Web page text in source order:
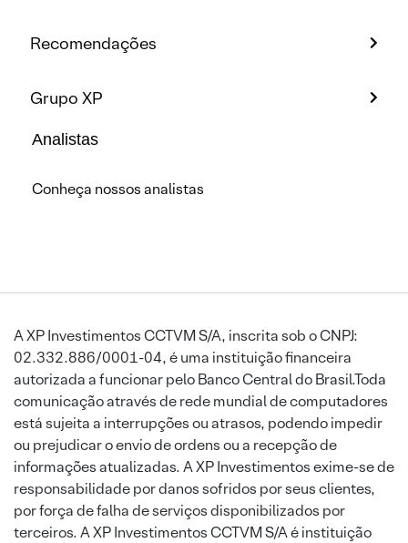
Recomendações
Grupo XP
Analistas
Conheça nossos analistas
A XP Investimentos CCTVM S/A, inscrita sob o CNPJ:
02.332.886/0001-04, é uma instituição financeira
autorizada a funcionar pelo Banco Central do Brasil.Toda
comunicação através de rede mundial de computadores
está sujeita a interrupções ou atrasos, podendo impedir
ou prejudicar o envio de ordens ou a recepção de
informações atualizadas. A XP Investimentos exime-se de
responsabilidade por danos sofridos por seus clientes,
por força de falha de serviços disponibilizados por
terceiros. A XP Investimentos CCTVM S/A é instituição